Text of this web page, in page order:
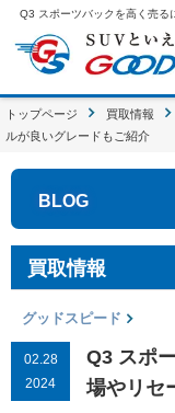
トップページ 買取情報
ルが良いグレードもご紹介
BLOG
買取情報
グッドスピード
02.28
2024
Q3 スポ
場やリセ